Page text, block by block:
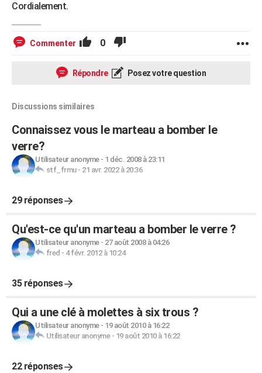
Cordialement.
Commenter 0
Répondre Posez votre question
Discussions similaires
Connaissez vous le marteau a bomber le
verre?
Utilisateur anonyme- 1 déc. 2008 à 23:11
stf_frmu- 21 avr. 2022 à 20:36
29 réponses
Qu'est-ce qu'un marteau a bomber le verre ?
Utilisateur anonyme- 27 août 2008 à 04:26
fred - 4 févr. 2012 à 10:24
35 réponses
Qui a une clé à molettes à six trous ?
Utilisateur anonyme- 19 août 2010 à 16:22
Utilisateur anonyme- 19 août 2010 à 16:22
22 réponses